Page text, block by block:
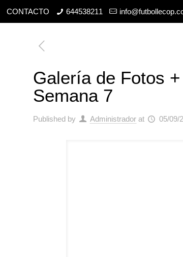
CONTACTO 644538211
Galería de Fotos
Semana 7
Published by Administrador at 05/09/